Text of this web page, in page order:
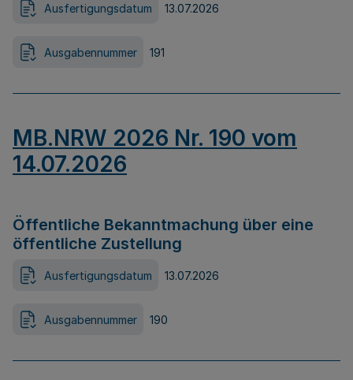
Ausfertigungsdatum 13.07.2026
Ausgabennummer 191
MB.NRW 2026 Nr. 190 vom
14.07.2026
Öffentliche Bekanntmachung über eine
öffentliche Zustellung
Ausfertigungsdatum 13.07.2026
Ausgabennummer 190